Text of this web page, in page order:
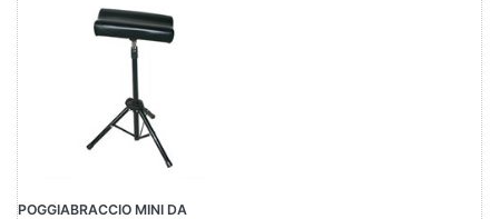
POGGIABRACCIO MINI DA